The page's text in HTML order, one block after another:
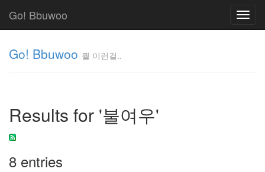
Go! Bbuwoo
Go! Bbuwoo 뭘 이런걸..
Results for '불여우'
8 entries
걸..
김
정
균